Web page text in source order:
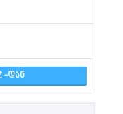
-ᲓᲐᲜ